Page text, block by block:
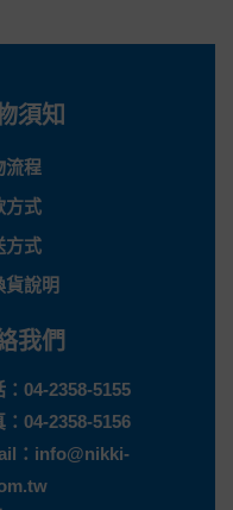
須知
流程
方式
方式
貨說明
我們
04-2358-5155
：04-2358-5156
： info@nikki-